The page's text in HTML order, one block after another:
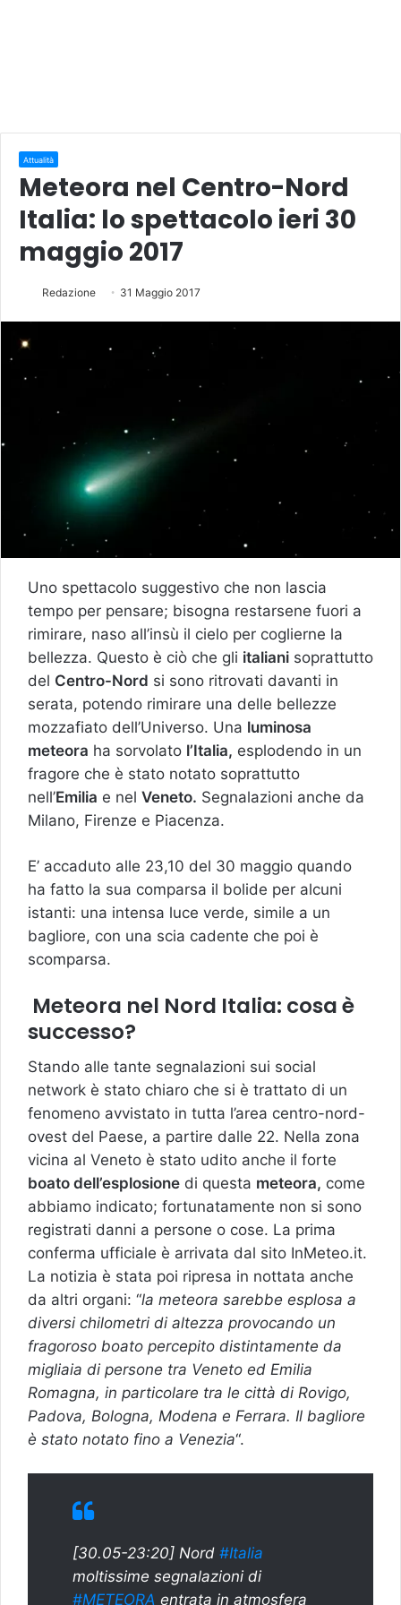
Attualità
Meteora nel Centro-Nord
Italia: lo spettacolo ieri 30
maggio 2017
Redazione 31 Maggio 2017
Uno spettacolo suggestivo che non lascia
tempo per pensare; bisogna restarsene fuori a
rimirare, naso all’insù il cielo per coglierne la
bellezza. Questo è ciò che gli italiani soprattutto
del Centro-Nord si sono ritrovati davanti in
serata, potendo rimirare una delle bellezze
mozzafiato dell’Universo. Una luminosa
meteora ha sorvolato l’Italia, esplodendo in un
fragore che è stato notato soprattutto
nell’Emilia e nel Veneto. Segnalazioni anche da
Milano, Firenze e Piacenza.
E’ accaduto alle 23,10 del 30 maggio quando
ha fatto la sua comparsa il bolide per alcuni
istanti: una intensa luce verde, simile a un
bagliore, con una scia cadente che poi è
scomparsa.
Meteora nel Nord Italia: cosa è
successo?
Stando alle tante segnalazioni sui social
network è stato chiaro che si è trattato di un
fenomeno avvistato in tutta l’area centro-nord-
ovest del Paese, a partire dalle 22. Nella zona
vicina al Veneto è stato udito anche il forte
boato dell’esplosione di questa meteora, come
abbiamo indicato; fortunatamente non si sono
registrati danni a persone o cose. La prima
conferma ufficiale è arrivata dal sito InMeteo.it.
La notizia è stata poi ripresa in nottata anche
da altri organi: “la meteora sarebbe esplosa a
diversi chilometri di altezza provocando un
fragoroso boato percepito distintamente da
migliaia di persone tra Veneto ed Emilia
Romagna, in particolare tra le città di Rovigo,
Padova, Bologna, Modena e Ferrara. Il bagliore
è stato notato fino a Venezia“.
[30.05-23:20] Nord #Italia
moltissime segnalazioni di
#METEORA entrata in atmosfera